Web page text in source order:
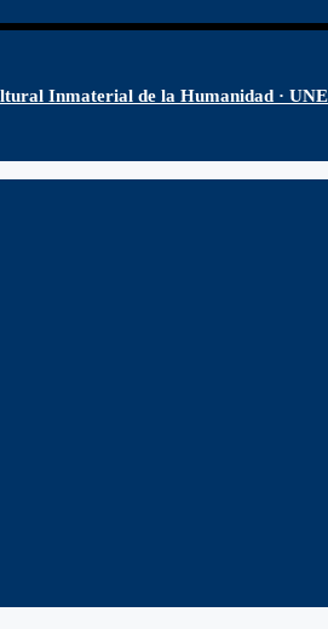
Inmaterial de la Humanidad ·